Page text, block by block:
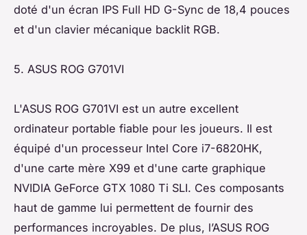
doté d'un écran IPS Full HD G-Sync de 18,4 pouces
et d'un clavier mécanique backlit RGB.
5. ASUS ROG G701VI
L'ASUS ROG G701VI est un autre excellent
ordinateur portable fiable pour les joueurs. Il est
équipé d'un processeur Intel Core i7-6820HK,
d'une carte mère X99 et d'une carte graphique
NVIDIA GeForce GTX 1080 Ti SLI. Ces composants
haut de gamme lui permettent de fournir des
performances incroyables. De plus, l’ASUS ROG